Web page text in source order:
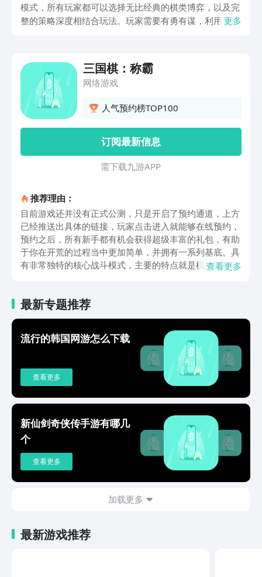
模式，所有玩家都可以选择无比经典的棋类博弈，以及完
整的策略深度相结合玩法。玩家需要有勇有谋，利用智慧
名将布局棋盘的方式来扩张个人的势力。如果大家对此也
很感兴趣，不妨跟随小编共同了解下方内容，一起看看有
哪些特点，同时也分享出具体的链接地址。
更多
三国棋：称霸
网络游戏
人气预约榜TOP100
订阅最新信息
需 下 载 九 游 A P P
推荐理由：
目前游戏还并没有正式公测，只是开启了预约通道，上方
已经推送出具体的链接，玩家点击进入就能够在线预约，
预约之后，所有新手都有机会获得超级丰富的礼包，有助
于你在开荒的过程当中更加简单，并拥有一系列基底。具
有非常独特的核心战斗模式，主要的特点就是棋类策略与
完成兵种搭配，控制不同的地形要素。结合相克逻辑，制
定独特的动态战术方案，在资源有限的情况下合理控制兵
种，排兵布阵，最终完成逆转制胜。游戏当中收录了众多
三国时期标志性人物，比如五虎上将这些足够经典的名
将，每位武将都匹配独立的特色技能，再加上拥有非常别
致的差异化属性成长曲线，战术当中具备明确功能定位，
所有玩家都可根据相应的战斗目标来合理的组建阵容，非
武将也可以随意装备不同属性的宝物，这样完成多维度养
成。游戏以经营建设为根基，强调经营建设，合理的完成
资源管理，享受非常别致的战斗体系以及自动化，将探索
非常别致的倍速播，兼顾策略的同时，也让操作变得更加
便捷，让不同喜好的玩家都能够在这里面得以满足。三国
棋称霸下载相关内容到这里就结束了，感兴趣的小伙伴可
以直接点击上方链接在线预约，预约之后，有关于游戏的
上线消息以及具体的活动都会第一时间推送，将享受无比
查看更多
最新专题推荐
流行的韩国网游怎么下载
查看更多
新仙剑奇侠传手游有哪几
个
查看更多
加载更多
最新游戏推荐